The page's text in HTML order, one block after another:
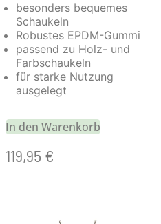
besonders bequemes
Schaukeln
Robustes EPDM-Gummi
passend zu Holz- und
Farbschaukeln
für starke Nutzung
ausgelegt
In den Warenkorb
119,95 €